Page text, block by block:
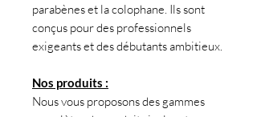
parabènes et la colophane. Ils sont
conçus pour des professionnels
exigeants et des débutants ambitieux.
Nos produits :
Nous vous proposons des gammes